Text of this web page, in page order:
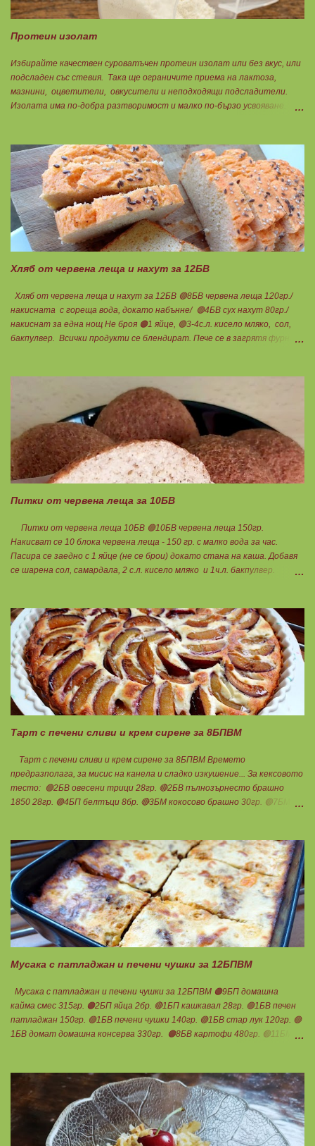
Протеин изолат
Избирайте качествен суроватъчен протеин изолат или без вкус, или
подсладен със стевия. Така ще ограничите приема на лактоза,
мазнини, оцветители, овкусители и неподходящи подсладители.
Изолата има по-добра разтворимост и малко по-бързо усвояване.
филтрация при качествените продукти отстранява млечната захар
и по този начин се избягват проблемите със алергии, задържане на
вода, подуване на стомаха, диария или друг тип дискомфорт.
Хляб от червена леща и нахут за 12БВ
Хляб от червена леща и нахут за 12БВ 🟢8БВ червена леща 120гр./
накисната с гореща вода, докато набънне/ 🟢4БВ сух нахут 80гр./
накиснат за една нощ Не броя 🟠1 яйце, 🟢3-4с.л. кисело мляко, сол,
бакпулвер. Всички продукти се блендират. Пече се в загрятя фурна
Питки от червена леща за 10БВ
Питки от червена леща 10БВ 🟢10БВ червена леща 150гр.
Накисват се 10 блока червена леща - 150 гр. с малко вода за час.
Пасира се заедно с 1 яйце (не се брои) докато стана на каша. Добавя
се шарена сол, самардала, 2 с.л. кисело мляко и 1ч.л. бакпулвер.
влажни ръце се оформят 10 еднакви топчета. Пече се в добре
загрята фурна на 200 градуса за 35-40 мин. Всяка питка е 1 блок
въглехидрат. Нека да ни е вкусно заедно! Споделено от Петя Чанева
Тарт с печени сливи и крем сирене за 8БПВМ
Тарт с печени сливи и крем сирене за 8БПВМ Времето
предразполага, за мисис на канела и сладко изкушение... За кексовото
тесто: 🟢2БВ овесени трици 28гр. 🔴2БВ пълнозърнесто брашно
1850 28гр. 🟢4БП белтъци 8бр. 🔴3БМ кокосово брашно 30гр. 🟢7БМ
добре и се оставя на страна да набъбне. За чийз крема: 🟢3БП
обезмаслено крем сирене Кауфланд 200гр. + 1 равна с.л скир 🟠1БП
яйце 1бр. Ванилия Не подслаждам! За отгоре: 🟢4БВ сини сливи
360гр. Канела Мазнините са удвоени за белтъците и крем сиренето!
В голяма силиконова форма за тарт, разпределих така: 🥧1- ви слой
от кексово тесто 🥧2- ри слой чийз крем 🥧3- ти слой нарязани сини
сливи Канелата поръсих след изпичане, за да не е много натрапчива и
в голямо количество. Сладкиша изпекох в загрята фурна на 180
Мусака с патладжан и печени чушки за 12БПВМ
Мусака с патладжан и печени чушки за 12БПВМ 🟠9БП домашна
кайма смес 315гр. 🟠2БП яйца 2бр. 🔴1БП кашкавал 28гр. 🟢1БВ печен
патладжан 150гр. 🟢1БВ печени чушки 140гр. 🟢1БВ стар лук 120гр. 🟢
1БВ домат домашна консерва 330гр. 🟠8БВ картофи 480гр. 🟢11БМ
кайма, може изобщо да не добавяте мазнини... Каймата се задушава с
лука и картофите. Всичко останало с3 нарязва и добавя към сместа.
Пече се до готовност. Заливката е от яйца,кашкавал и 150гр. кисело
мляко. Цялото количество можете да разпределите на порции и да
хапвате както предпочитате. Нека да ни е вкусно заедно! Люси